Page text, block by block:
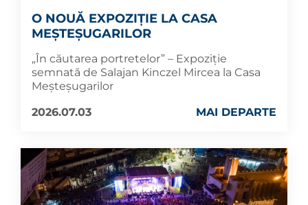
O NOUĂ EXPOZIȚIE LA CASA
MEȘTEȘUGARILOR
„În căutarea portretelor” – Expoziție
semnată de Salajan Kinczel Mircea la Casa
Meșteșugarilor
2026.07.03
MAI DEPARTE